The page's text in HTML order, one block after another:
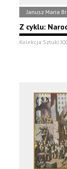
Janusz Maria
Z cyklu:
Kolekcja Sztuki